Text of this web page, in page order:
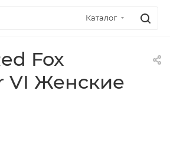
Каталог
Fox
VI Женские